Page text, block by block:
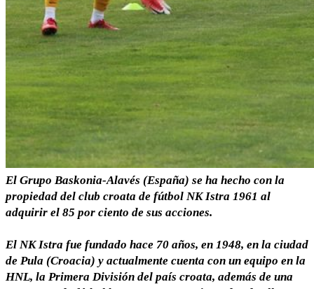
El Grupo Baskonia-Alavés (España) se ha hecho con la
propiedad del club croata de fútbol NK Istra 1961 al
adquirir el 85 por ciento de sus acciones.
El NK Istra fue fundado hace 70 años, en 1948, en la ciudad
de Pula (Croacia) y actualmente cuenta con un equipo en la
HNL, la Primera División del país croata, además de una